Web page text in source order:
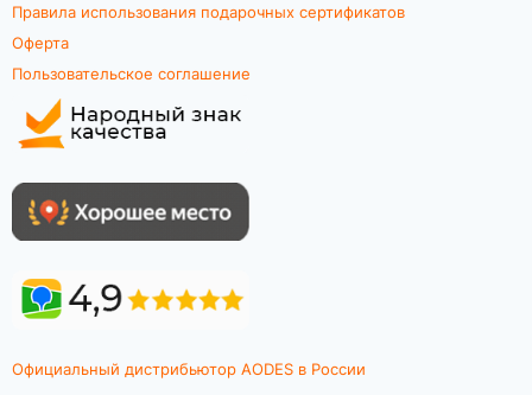
Правила использования подарочных сертификатов
Оферта
Пользовательское соглашение
Официальный дистрибьютор AODES в России